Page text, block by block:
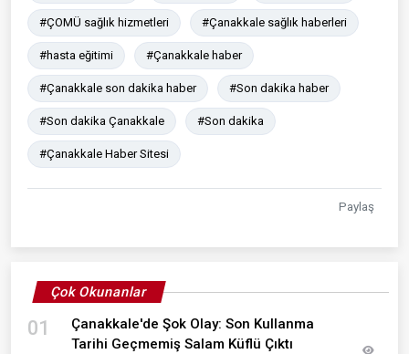
#ÇOMÜ sağlık hizmetleri #Çanakkale sağlık haberleri
#hasta eğitimi #Çanakkale haber
#Çanakkale son dakika haber #Son dakika haber
#Son dakika Çanakkale #Son dakika
#Çanakkale Haber Sitesi
Paylaş
Çok Okunanlar
01
Çanakkale'de Şok Olay: Son Kullanma
Tarihi Geçmemiş Salam Küflü Çıktı